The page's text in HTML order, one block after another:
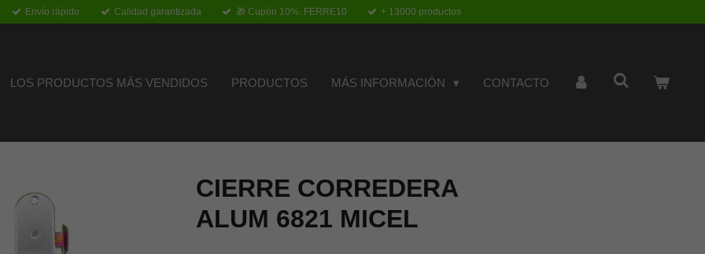
Envío rápido Calidad garantizada 🎁 Cupón 10%: FERRE10 + 13000 productos
LOS PRODUCTOS MÁS VENDIDOS PRODUCTOS MÁS INFORMACIÓN CONTACTO
CIERRE CORREDERA
ALUM 6821 MICEL